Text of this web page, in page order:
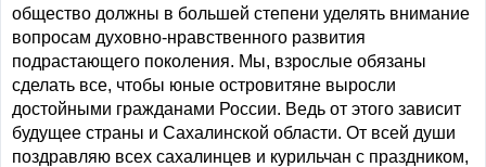
общество должны в большей степени уделять внимание
вопросам духовно-нравственного развития
подрастающего поколения. Мы, взрослые обязаны
сделать все, чтобы юные островитяне выросли
достойными гражданами России. Ведь от этого зависит
будущее страны и Сахалинской области. От всей души
поздравляю всех сахалинцев и курильчан с праздником,